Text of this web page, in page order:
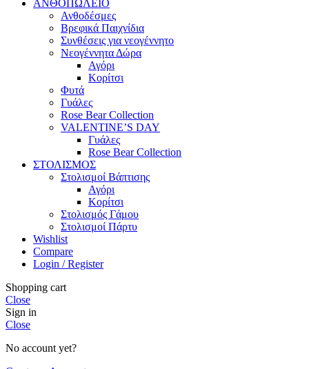
ΑΝΘΟΠΩΛΕΙΟ
Ανθοδέσμες
Βρεφικά Παιχνίδια
Συνθέσεις για νεογέννητο
Νεογέννητα Δώρα
Αγόρι
Κορίτσι
Φυτά
Γυάλες
Rose Bear Collection
VALENTINE’S DAY
Γυάλες
Rose Bear Collection
ΣΤΟΛΙΣΜΟΣ
Στολισμοί Βάπτισης
Αγόρι
Κορίτσι
Στολισμός Γάμου
Στολισμοί Πάρτυ
Wishlist
Compare
Login / Register
Shopping cart
Close
Sign in
Close
No account yet?